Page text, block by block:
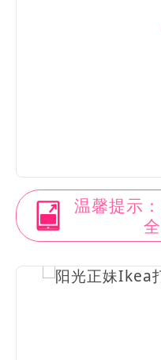
温馨提示